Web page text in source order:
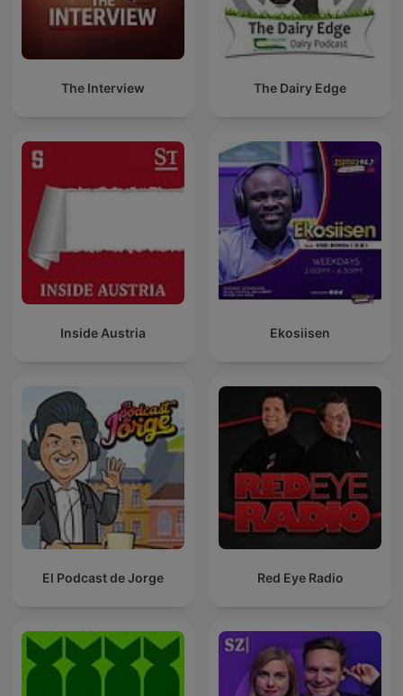
The Interview The Dairy Edge
Inside Austria Ekosiisen
El Podcast de Jorge Red Eye Radio